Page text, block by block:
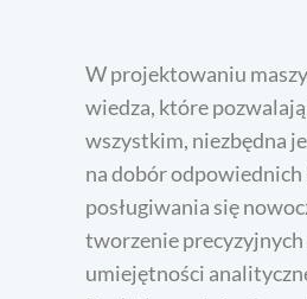
W projektowaniu
wiedza, które
wszystkim, niezbędna
na dobór
posługiwania się
tworzenie
umiejętności